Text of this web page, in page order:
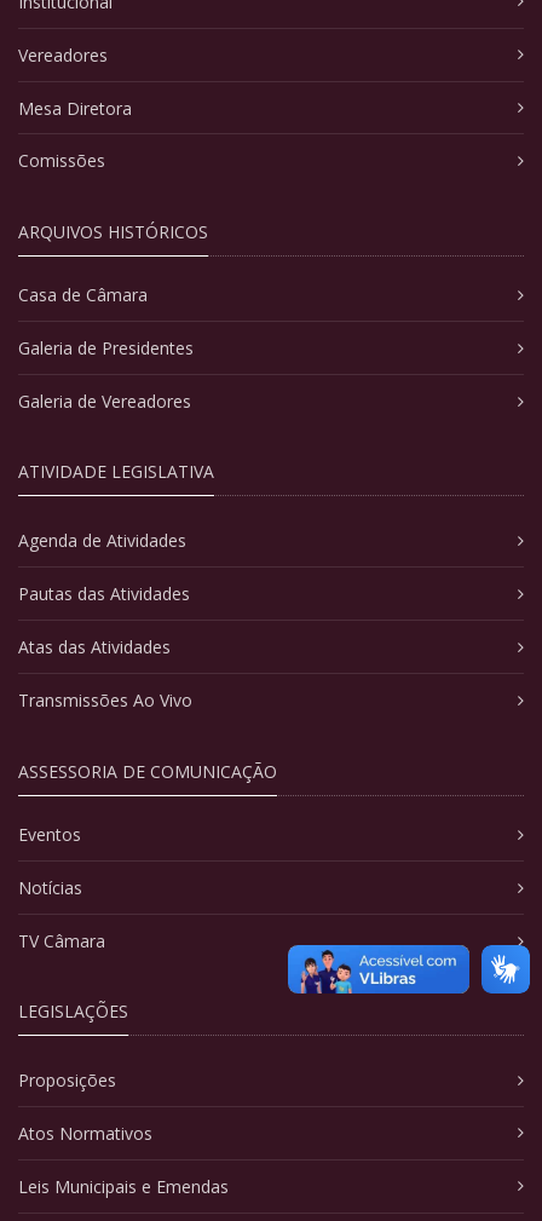
Vereadores
Mesa Diretora
Comissões
ARQUIVOS HISTÓRICOS
Casa de Câmara
Galeria de Presidentes
Galeria de Vereadores
ATIVIDADE LEGISLATIVA
Agenda de Atividades
Pautas das Atividades
Atas das Atividades
Transmissões Ao Vivo
ASSESSORIA DE COMUNICAÇÃO
Eventos
Notícias
TV Câmara
LEGISLAÇÕES
Proposições
Atos Normativos
Leis Municipais e Emendas